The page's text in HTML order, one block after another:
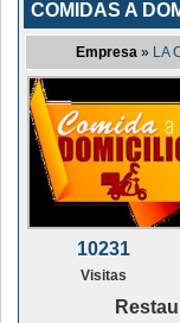
COMIDAS A
Empresa » LA
10231
Visitas